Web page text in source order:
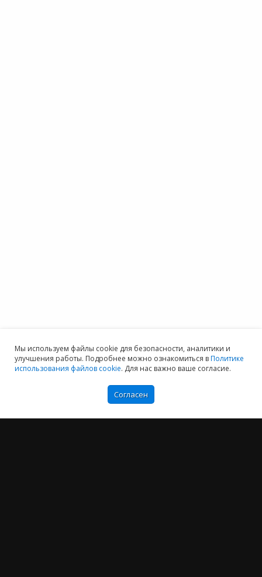
Мы используем файлы cookie для безопасности, аналитики и
улучшения работы. Подробнее можно ознакомиться вПолитике
использования файлов cookie. Для нас важно ваше согласие.
Согласен